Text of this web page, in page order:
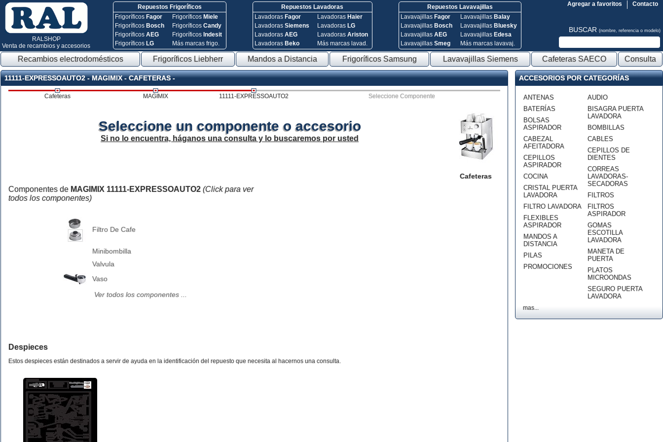
RALSHOP
Venta de recambios y accesorios
Repuestos Frigoríficos
Frigoríficos Fagor
Frigoríficos Bosch
FrigoríficosAEG
Frigoríficos LG
Frigoríficos Miele
FrigoríficosCandy
Frigoríficos Indesit
Más marcas frigo.
Repuestos Lavadoras
Lavadoras Fagor
Lavadoras Siemens
Lavadoras AEG
Lavadoras Beko
Lavadoras Haier
Lavadoras LG
Lavadoras Ariston
Más marcas lavad.
Repuestos Lavavajillas
Lavavajillas Fagor
Lavavajillas Bosch
Lavavajillas AEG
Lavavajillas Smeg
Lavavajillas Balay
Lavavajillas Bluesky
Lavavajillas Edesa
Más marcas lavavaj.
Contacto
Agregar a favoritos
BUSCAR (nombre, referencia o modelo)
Recambios electrodomésticos Frigoríficos Liebherr Mandos a Distancia Frigoríficos Samsung Lavavajillas Siemens Cafeteras SAECO Consulta
11111-EXPRESSOAUTO2 - MAGIMIX - CAFETERAS -
Cafeteras MAGIMIX 11111-EXPRESSOAUTO2 Seleccione Componente
Cafeteras
Seleccione un componente o accesorio
Si no lo encuentra, háganos una consulta y lo buscaremos por usted
Componentes de MAGIMIX 11111-EXPRESSOAUTO2 (Click para ver
todos los componentes)
Filtro De Cafe
Minibombilla
Valvula
Vaso
Ver todos los componentes ...
Despieces
Estos despieces están destinados a servir de ayuda en la identificación del repuesto que necesita al hacernos una consulta.
ACCESORIOS POR CATEGORÍAS
ANTENAS
BATERÍAS
BOLSAS
ASPIRADOR
CABEZAL
AFEITADORA
CEPILLOS
ASPIRADOR
COCINA
CRISTAL PUERTA
LAVADORA
FILTRO LAVADORA
FLEXIBLES
ASPIRADOR
MANDOS A
DISTANCIA
PILAS
PROMOCIONES
AUDIO
BISAGRA PUERTA
LAVADORA
BOMBILLAS
CABLES
CEPILLOS DE
DIENTES
CORREAS
LAVADORAS-
SECADORAS
FILTROS
FILTROS
ASPIRADOR
GOMAS
ESCOTILLA
LAVADORA
MANETA DE
PUERTA
PLATOS
MICROONDAS
SEGURO PUERTA
LAVADORA
mas...